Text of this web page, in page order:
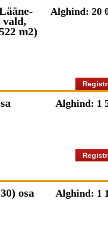
m2)
Alghind: 20
Alghind: 1
osa
Alghind: 1